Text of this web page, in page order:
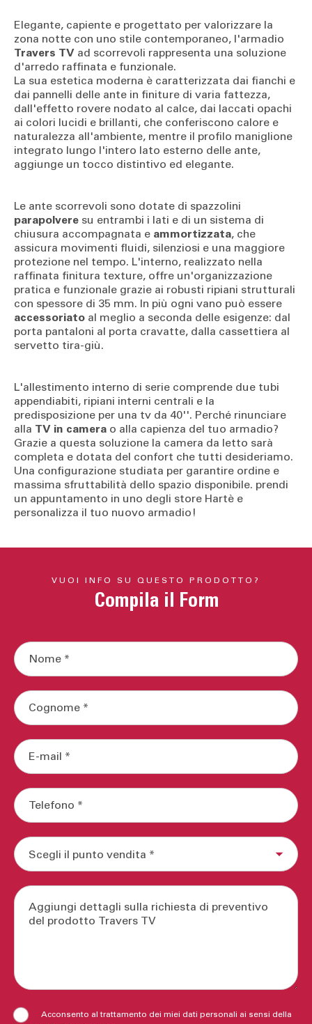
Elegante, capiente e progettato per valorizzare la
zona notte con uno stile contemporaneo, l'armadio
Travers TV ad scorrevoli rappresenta una soluzione
d'arredo raffinata e funzionale.
La sua estetica moderna è caratterizzata dai fianchi e
dai pannelli delle ante in finiture di varia fattezza,
dall'effetto rovere nodato al calce, dai laccati opachi
ai colori lucidi e brillanti, che conferiscono calore e
naturalezza all'ambiente, mentre il profilo maniglione
integrato lungo l'intero lato esterno delle ante,
aggiunge un tocco distintivo ed elegante.
Le ante scorrevoli sono dotate di spazzolini
parapolvere su entrambi i lati e di un sistema di
chiusura accompagnata e ammortizzata, che
assicura movimenti fluidi, silenziosi e una maggiore
protezione nel tempo. L'interno, realizzato nella
raffinata finitura texture, offre un'organizzazione
pratica e funzionale grazie ai robusti ripiani strutturali
con spessore di 35 mm. In più ogni vano può essere
accessoriato al meglio a seconda delle esigenze: dal
porta pantaloni al porta cravatte, dalla cassettiera al
servetto tira-giù.
L'allestimento interno di serie comprende due tubi
appendiabiti, ripiani interni centrali e la
predisposizione per una tv da 40''. Perché rinunciare
alla TV in camera o alla capienza del tuo armadio?
Grazie a questa soluzione la camera da letto sarà
completa e dotata del confort che tutti desideriamo.
Una configurazione studiata per garantire ordine e
massima sfruttabilità dello spazio disponibile. prendi
un appuntamento in uno degli store Hartè e
personalizza il tuo nuovo armadio!
VUOI INFO SU QUESTO PRODOTTO?
Compila il Form
Acconsento al trattamento dei miei dati personali ai sensi della